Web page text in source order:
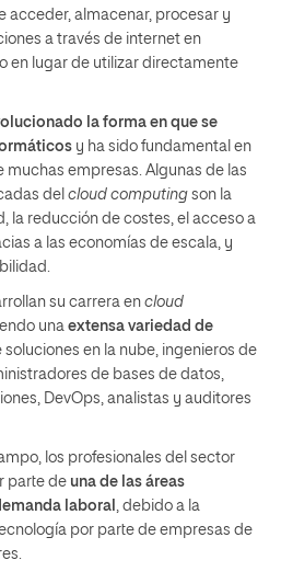
acceder, almacenar, procesar y
a través de internet en
en lugar de utilizar directamente
la forma en que se
y ha sido fundamental en
muchas empresas. Algunas de las
del cloud computing son la
la reducción de costes, el acceso a
a las economías de escala, y
su carrera en cloud
una extensa variedad de
en la nube, ingenieros de
de bases de datos,
DevOps, analistas y auditores
los profesionales del sector
parte de una de las áreas
laboral
, debido a la
por parte de empresas de